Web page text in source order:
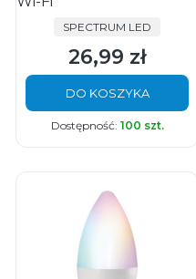
PRODUCENT
SPECTRUM LED
Cena
26,99 zł
DO KOSZYKA
Dostępność: 100 szt.